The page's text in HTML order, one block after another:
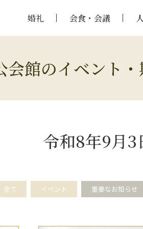
婚礼 会食・会議
会館のイベント
令和8年9月3
全て イベント 重要なお知らせ